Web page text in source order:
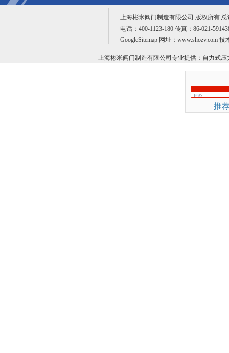
上海彬米阀门制造有限公司 版权所有
电话：400-1123-180 传真：86-021-
GoogleSitemap 网址：www.shozv.com 技
上海彬米阀门制造有限公司专业提供： 自力式压
推